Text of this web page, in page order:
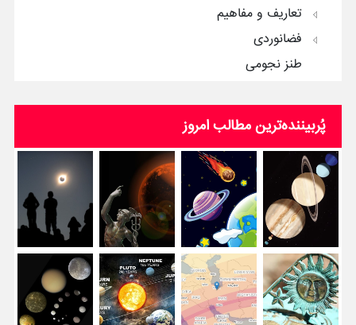
تعاریف و مفاهیم
فضانوردی
طنز نجومی
پُربیننده‌ترین‌ مطالب امروز